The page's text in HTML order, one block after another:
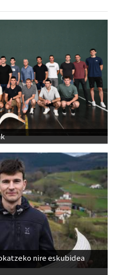
nire eskubidea